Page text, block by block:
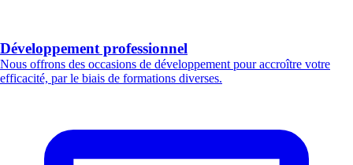
Développement professionnel
Nous offrons des occasions de développement pour accroître votre
efficacité, par le biais de formations diverses.